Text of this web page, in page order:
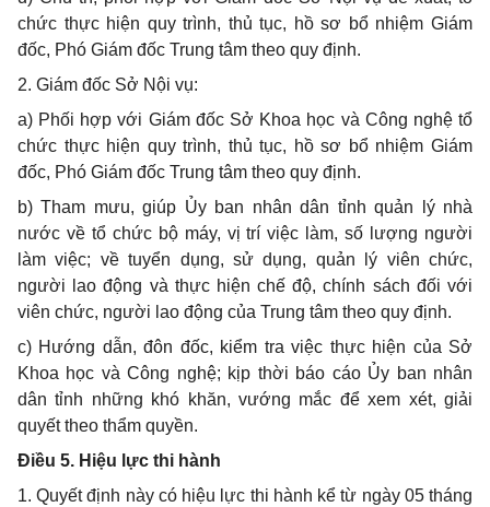
chức thực hiện quy trình, thủ tục, hồ sơ bổ nhiệm Giám
đốc, Phó Giám đốc Trung tâm theo quy định.
2. Giám đốc Sở Nội vụ:
a) Phối hợp với Giám đốc Sở Khoa học và Công nghệ tổ
chức thực hiện quy trình, thủ tục, hồ sơ bổ nhiệm Giám
đốc, Phó Giám đốc Trung tâm theo quy định.
b) Tham mưu, giúp Ủy ban nhân dân tỉnh quản lý nhà
nước về tổ chức bộ máy, vị trí việc làm, số lượng người
làm việc; về tuyển dụng, sử dụng, quản lý viên chức,
người lao động và thực hiện chế độ, chính sách đối với
viên chức, người lao động của Trung tâm theo quy định.
c) Hướng dẫn, đôn đốc, kiểm tra việc thực hiện của Sở
Khoa học và Công nghệ; kịp thời báo cáo Ủy ban nhân
dân tỉnh những khó khăn, vướng mắc để xem xét, giải
quyết theo thẩm quyền.
Điều 5. Hiệu lực thi hành
1. Quyết định này có hiệu lực thi hành kể từ ngày 05 tháng